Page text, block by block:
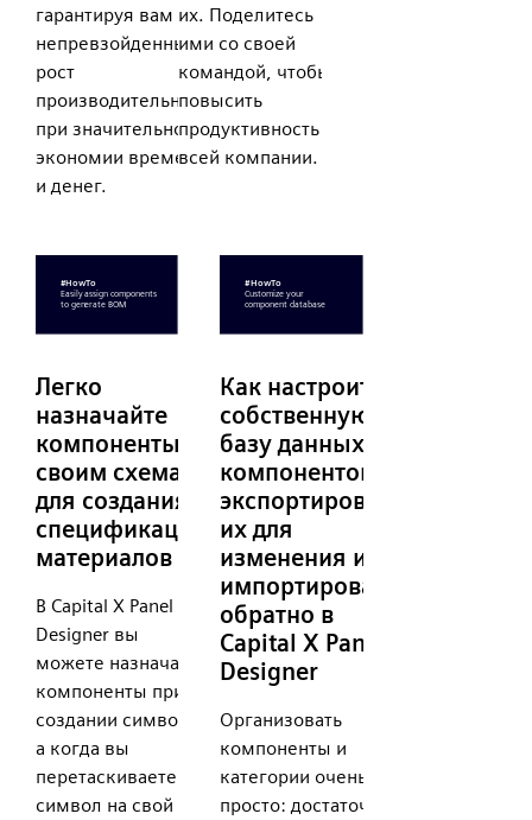
гарантируя вам
непревзойденный
рост
производительности
при значительной
экономии времени
и денег.
их. Поделитесь
ими со своей
командой, чтобы
повысить
продуктивность
всей компании.
Легко
назначайте
компоненты
своим схемам
для создания
спецификаций
материалов
В Capital X Panel
Designer вы
можете назначать
компоненты при
создании символа,
а когда вы
перетаскиваете
символ на свой
Как настроить
собственную
базу данных
компонентов,
экспортировать
их для
изменения и
импортировать
обратно в
Capital X Panel
Designer
Организовать
компоненты и
категории очень
просто: достаточно